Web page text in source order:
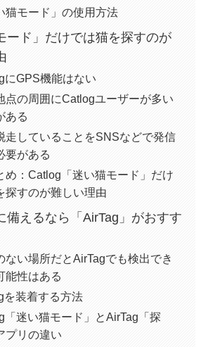
猫モード」の使用方法
ード」だけでは猫を探すのが
にGPS機能はない
点の周囲にCatlogユーザーが多い
ある
走していることをSNSなどで発信
要がある
め：Catlog「迷い猫モード」だけ
探すのが難しい理由
備えるなら「AirTag」がおすす
ない場所だとAirTagでも検出でき
能性はある
を装着する方法
「迷い猫モード」とAirTag「探
プリの違い